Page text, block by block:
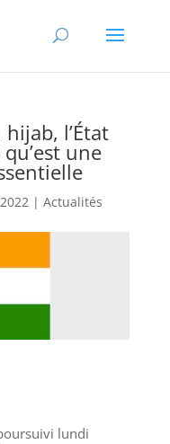
l’État
une
| Actualités
lundi